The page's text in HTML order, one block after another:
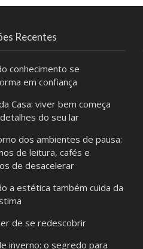
Recentes
conhecimento se
em confiança
Casa: viver bem começa
do seu lar
dos ambientes de pausa:
de leitura, cafés e
de desacelerar
a estética também cuida da
de se redescobrir
inverno: o segredo para